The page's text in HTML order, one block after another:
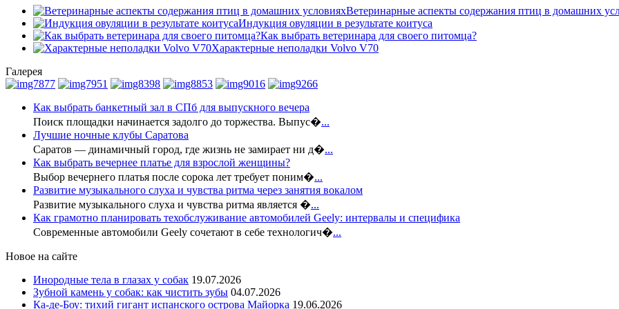
Ветеринарные аспекты содержания птиц в домашних
Индукция овуляции в результате коитуса
Как выбрать ветеринара для своего питомца?
Характерные неполадки Volvo V70
Галерея
Как выбрать банкетный зал в СПб для выпускного вечера
Поиск площадки начинается задолго до торжества. Выпус�...
Лучшие ночные клубы Саратова
Саратов — динамичный город, где жизнь не замирает ни д�...
Как выбрать вечернее платье для взрослой женщины?
Выбор вечернего платья после сорока лет требует поним�...
Развитие музыкального слуха и чувства ритма через занятия вокалом
Развитие музыкального слуха и чувства ритма является �...
Как грамотно планировать техобслуживание автомобилей Geely: интервалы и специфика
Современные автомобили Geely сочетают в себе технологич�...
Новое на сайте
Инородные тела в глазах у собак 19.07.2026
Зубной камень у собак: как чистить зубы 04.07.2026
Ка-де-Боу: тихий гигант испанского острова Майорка 19.06.2026